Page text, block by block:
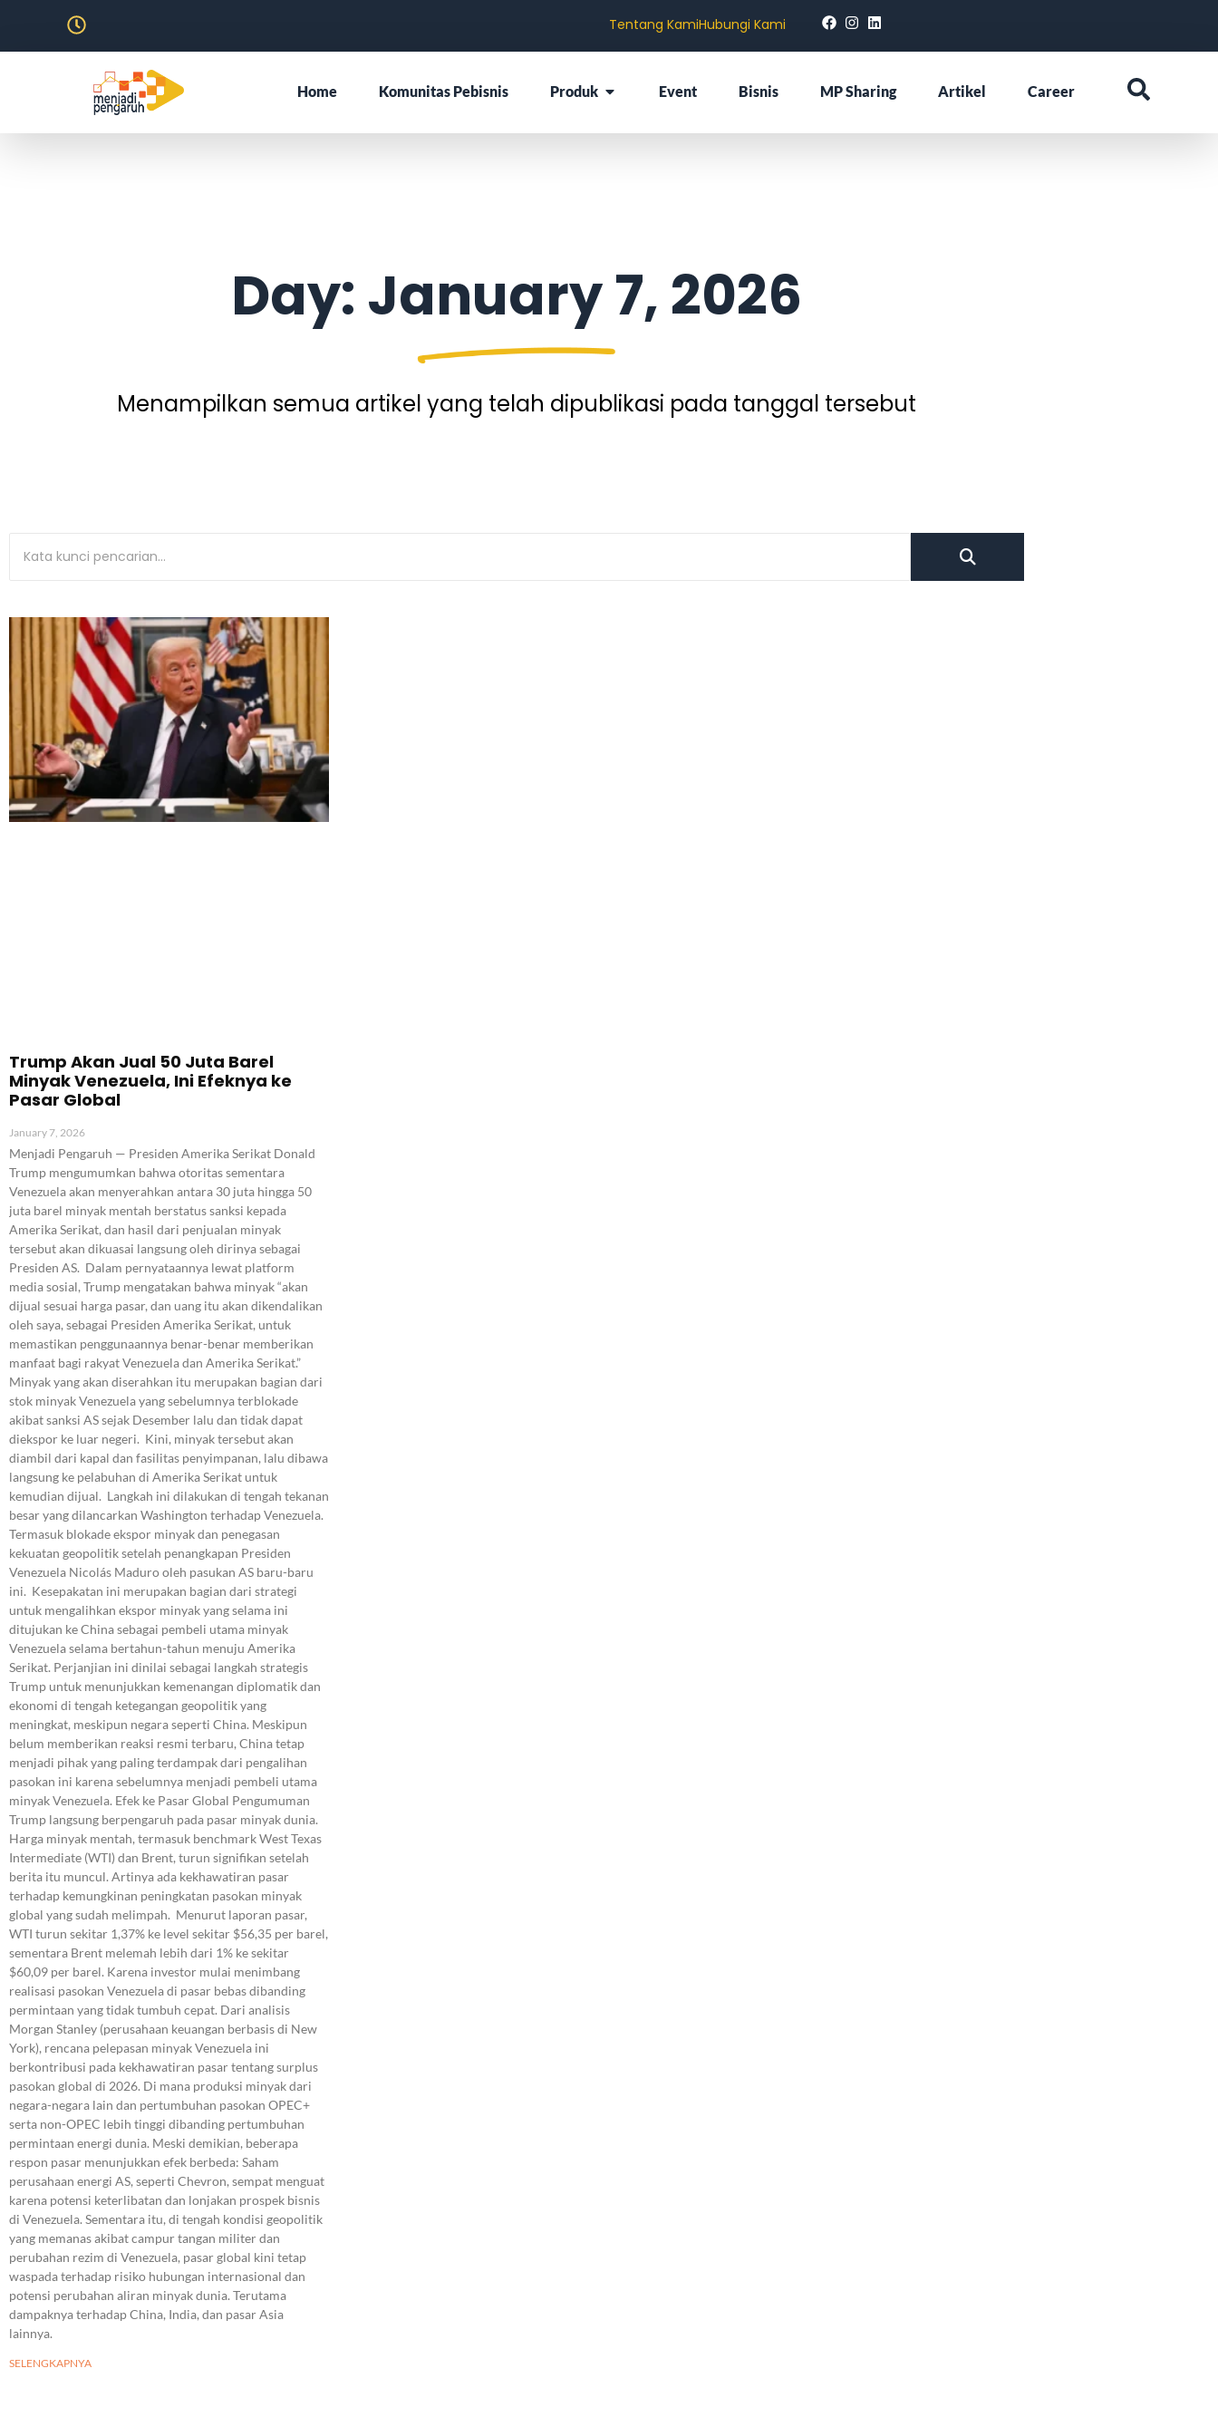
Tentang KamiHubungi Kami
Home Komunitas Pebisnis Produk Event Bisnis MP Sharing Artikel Career
Day: January 7, 2026
Menampilkan semua artikel yang telah dipublikasi pada tanggal tersebut
Trump Akan Jual 50 Juta Barel
Minyak Venezuela, Ini Efeknya ke
Pasar Global
January 7, 2026
Menjadi Pengaruh — Presiden Amerika Serikat Donald
Trump mengumumkan bahwa otoritas sementara
Venezuela akan menyerahkan antara 30 juta hingga 50
juta barel minyak mentah berstatus sanksi kepada
Amerika Serikat, dan hasil dari penjualan minyak
tersebut akan dikuasai langsung oleh dirinya sebagai
Presiden AS. Dalam pernyataannya lewat platform
media sosial, Trump mengatakan bahwa minyak “akan
dijual sesuai harga pasar, dan uang itu akan dikendalikan
oleh saya, sebagai Presiden Amerika Serikat, untuk
memastikan penggunaannya benar-benar memberikan
manfaat bagi rakyat Venezuela dan Amerika Serikat.”
Minyak yang akan diserahkan itu merupakan bagian dari
stok minyak Venezuela yang sebelumnya terblokade
akibat sanksi AS sejak Desember lalu dan tidak dapat
diekspor ke luar negeri. Kini, minyak tersebut akan
diambil dari kapal dan fasilitas penyimpanan, lalu dibawa
langsung ke pelabuhan di Amerika Serikat untuk
kemudian dijual. Langkah ini dilakukan di tengah tekanan
besar yang dilancarkan Washington terhadap Venezuela.
Termasuk blokade ekspor minyak dan penegasan
kekuatan geopolitik setelah penangkapan Presiden
Venezuela Nicolás Maduro oleh pasukan AS baru-baru
ini. Kesepakatan ini merupakan bagian dari strategi
untuk mengalihkan ekspor minyak yang selama ini
ditujukan ke China sebagai pembeli utama minyak
Venezuela selama bertahun-tahun menuju Amerika
Serikat. Perjanjian ini dinilai sebagai langkah strategis
Trump untuk menunjukkan kemenangan diplomatik dan
ekonomi di tengah ketegangan geopolitik yang
meningkat, meskipun negara seperti China. Meskipun
belum memberikan reaksi resmi terbaru, China tetap
menjadi pihak yang paling terdampak dari pengalihan
pasokan ini karena sebelumnya menjadi pembeli utama
minyak Venezuela. Efek ke Pasar Global Pengumuman
Trump langsung berpengaruh pada pasar minyak dunia.
Harga minyak mentah, termasuk benchmark West Texas
Intermediate (WTI) dan Brent, turun signifikan setelah
berita itu muncul. Artinya ada kekhawatiran pasar
terhadap kemungkinan peningkatan pasokan minyak
global yang sudah melimpah. Menurut laporan pasar,
WTI turun sekitar 1,37% ke level sekitar $56,35 per barel,
sementara Brent melemah lebih dari 1% ke sekitar
$60,09 per barel. Karena investor mulai menimbang
realisasi pasokan Venezuela di pasar bebas dibanding
permintaan yang tidak tumbuh cepat. Dari analisis
Morgan Stanley (perusahaan keuangan berbasis di New
York), rencana pelepasan minyak Venezuela ini
berkontribusi pada kekhawatiran pasar tentang surplus
pasokan global di 2026. Di mana produksi minyak dari
negara-negara lain dan pertumbuhan pasokan OPEC+
serta non-OPEC lebih tinggi dibanding pertumbuhan
permintaan energi dunia. Meski demikian, beberapa
respon pasar menunjukkan efek berbeda: Saham
perusahaan energi AS, seperti Chevron, sempat menguat
karena potensi keterlibatan dan lonjakan prospek bisnis
di Venezuela. Sementara itu, di tengah kondisi geopolitik
yang memanas akibat campur tangan militer dan
perubahan rezim di Venezuela, pasar global kini tetap
waspada terhadap risiko hubungan internasional dan
potensi perubahan aliran minyak dunia. Terutama
dampaknya terhadap China, India, dan pasar Asia
lainnya.
SELENGKAPNYA